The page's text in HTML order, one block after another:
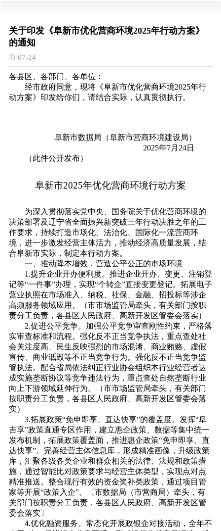
关于印发《阜新市优化营商环境2025年行动方案》
的通知
07-24
各县区、各部门、各单位：
经市政府同意，现将《阜新市优化营商环境2025年行
动方案》印发给你们，请结合实际，认真贯彻执行。
阜新市数据局（阜新市营商环境建设局）
2025年7月24日
（此件公开发布）
阜新市2025年优化营商环境行动方案
为深入贯彻落实党中央、国务院关于优化营商环境的
决策部署及辽宁省全面振兴新突破三年行动决胜之年的工
作要求，持续打造市场化、法治化、国际化一流营商环
境，进一步激发经营主体活力，推动经济高质量发展，结
合阜新市实际，制定本行动方案。
一、推动降本增效，营造公平公正的市场环境
1.提升企业开办便利度。推进企业开办、变更、注销登
记等“一件事”办理，实现“个转企”直接变更登记。拓展电子
营业执照在市场准入、纳税、社保、金融、招投标等涉企
高频服务领域应用。（市市场监管局牵头，有关部门按职
责分工负责，各县区人民政府、高新开发区管委会落实）
2.促进公平竞争。加强公平竞争审查刚性约束，严格落
实审查标准和流程。强化反不正当竞争执法，重点查处社
会关注度高、民生反映强烈的市场混淆、商业贿赂、虚假
宣传、商业诋毁等不正当竞争行为。强化反不正当竞争监
管执法。配合省局依法纠正行业协会组织本行业经营者达
成实施垄断协议等竞争违法行为，重点查处自然垄断行业
向上下游领域延伸行为。（市市场监管局牵头，有关部门
按职责分工负责，各县区人民政府、高新开发区管委会落
实）
3.拓展政策“免申即享、直达快享”的覆盖度。发挥“阜
吉享”政策直通专区作用，建立惠企政策、数据等集中统一
发布机制，拓展政策覆盖面，推进惠企政策“免申即享、直
达快享”。完善经营主体信息库，形成精准画像，升级政策
库，汇聚各级各类企业和群众相关的法律、法规和政策措
施，通过智能比对政策要求与经营主体类型，实现点对点
精准推送。整合现行有效的资金奖补类政策，通过项目管
家等开展“政策入企”。〔市数据局（市营商局）牵头，有
关部门按职责分工负责，各县区人民政府、高新开发区管
委会落实〕
4.优化融资服务。常态化开展政银企对接活动，全年不